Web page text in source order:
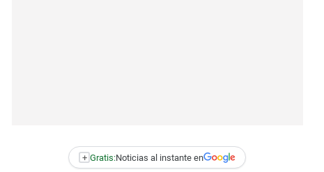
+ Gratis:Noticias al instante en